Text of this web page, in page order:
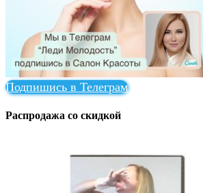
Подпишись в Телеграм
Распродажа со скидкой